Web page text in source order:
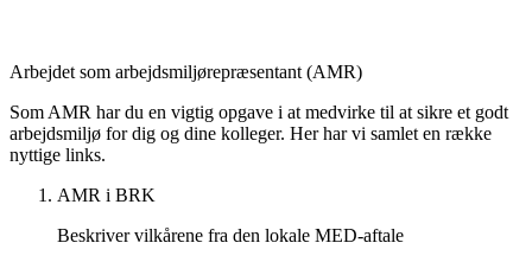
Arbejdet som arbejdsmiljørepræsentant (AMR)
Som AMR har du en vigtig opgave i at medvirke til at sikre et godt
arbejdsmiljø for dig og dine kolleger. Her har vi samlet en række
nyttige links.
AMR i BRK
Beskriver vilkårene fra den lokale MED-aftale